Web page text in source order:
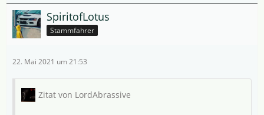
SpiritofLotus
Stammfahrer
22. Mai 2021 um 21:53
Zitat von LordAbrassive